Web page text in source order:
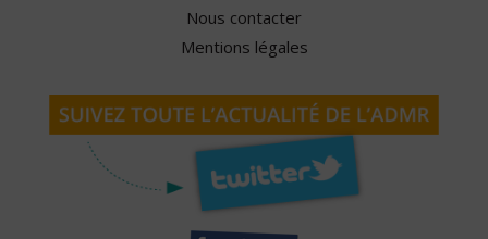
Nous contacter
Mentions légales